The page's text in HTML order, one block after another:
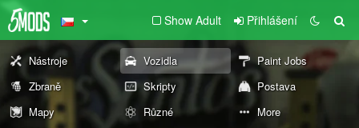
Show Adult Přihlášení
Nástroje Vozidla
Paint Jobs
Zbraně
Skripty
Postava
Mapy
Různé More